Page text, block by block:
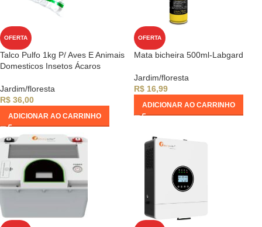
OFERTA
Talco Pulfo 1kg P/ Aves E Animais
Domesticos Insetos Ácaros
Jardim/floresta
R$ 36,00
ADICIONAR AO CARRINHO
OFERTA
Mata bicheira 500ml-Labgard
Jardim/floresta
R$16,99
ADICIONAR AO CARRINHO